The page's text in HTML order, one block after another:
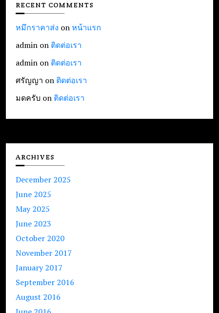
RECENT COMMENTS
หมึกราคาส่ง onหน้าแรก
admin on ติดต่อเรา
admin on ติดต่อเรา
ศรัญญา on ติดต่อเรา
มดครับ on ติดต่อเรา
ARCHIVES
December 2025
June 2025
May 2025
June 2023
October 2020
November 2017
January 2017
September 2016
August 2016